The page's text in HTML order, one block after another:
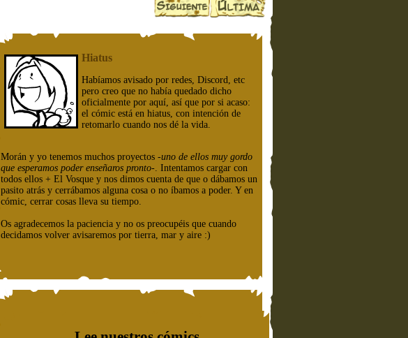
Hiatus
Habíamos avisado por redes, Discord, etc
pero creo que no había quedado dicho
oficialmente por aquí, así que por si acaso:
el cómic está en hiatus, con intención de
retomarlo cuando nos dé la vida.
Morán y yo tenemos muchos proyectos -uno de ellos muy gordo
que esperamos poder enseñaros pronto- . Intentamos cargar con
todos ellos + El Vosque y nos dimos cuenta de que o dábamos un
pasito atrás y cerrábamos alguna cosa o no íbamos a poder. Y en
cómic, cerrar cosas lleva su tiempo.
Os agradecemos la paciencia y no os preocupéis que cuando
decidamos volver avisaremos por tierra, mar y aire :)